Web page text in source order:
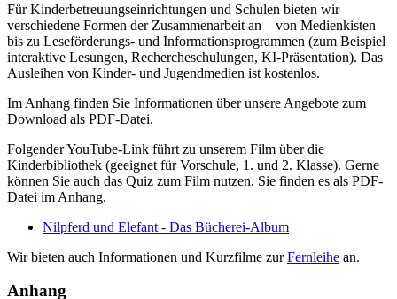
Für Kinderbetreuungseinrichtungen und Schulen bieten wir
verschiedene Formen der Zusammenarbeit an – von Medienkisten
bis zu Leseförderungs- und Informationsprogrammen (zum Beispiel
interaktive Lesungen, Rechercheschulungen, KI-Präsentation). Das
Ausleihen von Kinder- und Jugendmedien ist kostenlos.
Im Anhang finden Sie Informationen über unsere Angebote zum
Download als PDF-Datei.
Folgender YouTube-Link führt zu unserem Film über die
Kinderbibliothek (geeignet für Vorschule, 1. und 2. Klasse). Gerne
können Sie auch das Quiz zum Film nutzen. Sie finden es als PDF-
Datei im Anhang.
Nilpferd und Elefant - Das Bücherei-Album
Wir bieten auch Informationen und Kurzfilme zurFernleihe an.
Anhang